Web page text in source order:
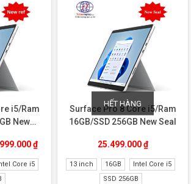
i5/Ram
New
gốc là: 20.499.000 ₫.
₫Giá hiện tại là: 16.999.000 ₫.
Core i5
HẾT HÀNG
Surface Pro 8 Core i5/Ram
16GB/SSD 256GB New Seal
25.499.000₫
13 inch 16GB
Intel Core i5
SSD 256GB